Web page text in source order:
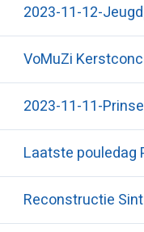
2023-11-12-
VoMuZi
2023-11-11-
Laatste pouledag
Reconstructie